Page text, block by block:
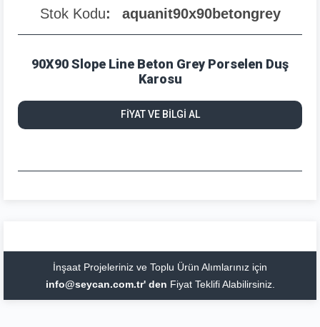
Stok Kodu aquanit90x90betongrey
90X90 Slope Line Beton Grey Porselen Duş
Karosu
FİYAT VE BİLGİ AL
İnşaat Projeleriniz ve Toplu Ürün Alımlarınız için
info@seycan.com.tr' den Fiyat Teklifi Alabilirsiniz.